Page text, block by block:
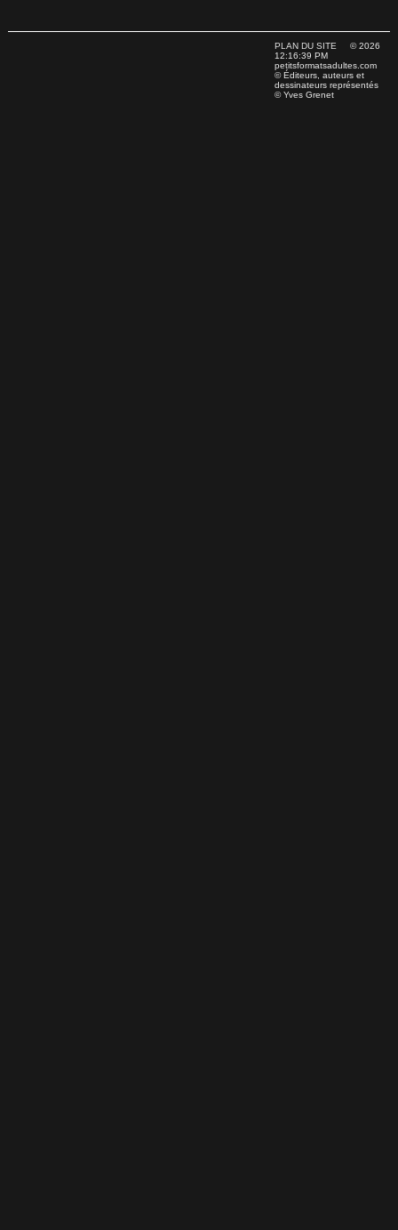
PLAN DU SITE © 2026
12:16:39 PM
petitsformatsadultes.com
© Éditeurs, auteurs et
dessinateurs représentés
© Yves Grenet